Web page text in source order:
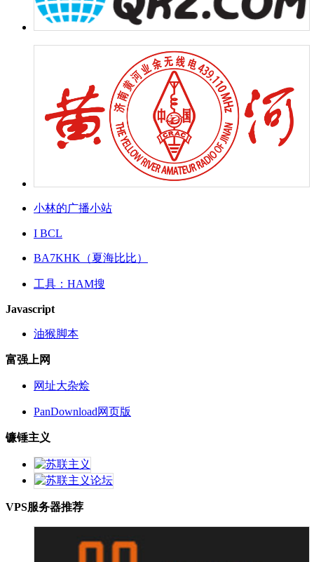
小林的广播小站
I BCL
BA7KHK（夏海比比）
工具：HAM搜
Javascript
油猴脚本
富强上网
网址大杂烩
PanDownload网页版
镰锤主义
VPS服务器推荐